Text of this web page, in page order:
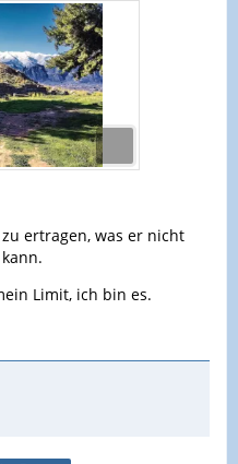
ertragen, was er nicht
Limit, ich bin es.